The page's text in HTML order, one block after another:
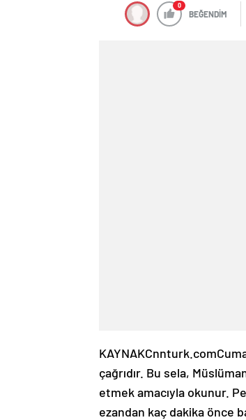
0
BEĞENDİM
KAYNAKCnnturk.com
çağrıdır. Bu sela,
etmek amacıyla okunur.
ezandan kaç dakika önce